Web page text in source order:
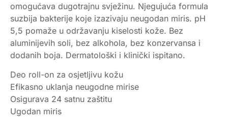
omogućava dugotrajnu svježinu. Njegujuća formula
suzbija bakterije koje izazivaju neugodan miris. pH
5,5 pomaže u održavanju kiselosti kože. Bez
aluminijevih soli, bez alkohola, bez konzervansa i
dodanih boja. Dermatološki i klinički ispitano.
Deo roll-on za osjetljivu kožu
Efikasno uklanja neugodne mirise
Osigurava 24 satnu zaštitu
Ugodan miris